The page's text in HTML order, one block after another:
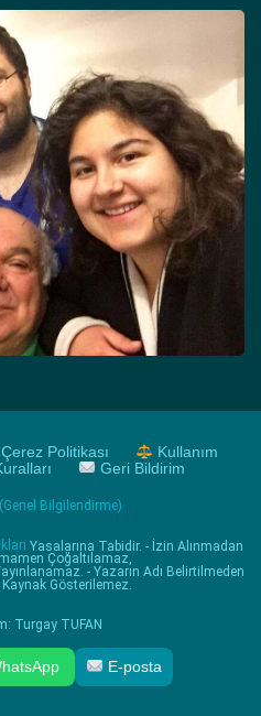
Çerez Politikası
Kullanım
Geri Bildirim
Bilgilendirme)
Yasalarına Tabidir. - İzin Alınmadan
Çoğaltılamaz,
- Yazarın Adı Belirtilmeden
Kaynak Gösterilemez.
Turgay TUFAN
E-posta